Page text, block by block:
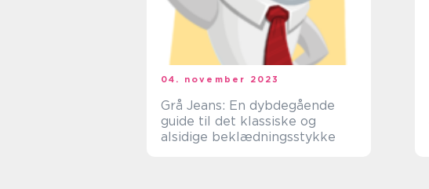
04. november 2023
Grå Jeans: En dybdegående
guide til det klassiske og
alsidige beklædningsstykke